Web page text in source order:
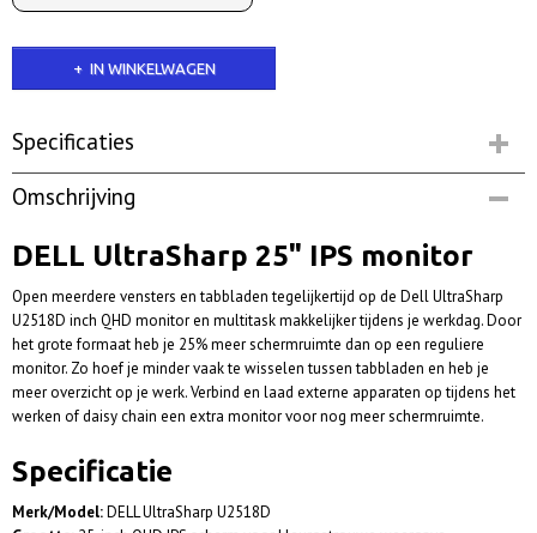
IN WINKELWAGEN
Specificaties
Productcode
DELLu2518D | Op voorraad
Netto gewicht
5,90 Kg
Omschrijving
DELL UltraSharp 25" IPS monitor
Open meerdere vensters en tabbladen tegelijkertijd op de Dell UltraSharp
U2518D inch QHD monitor en multitask makkelijker tijdens je werkdag. Door
het grote formaat heb je 25% meer schermruimte dan op een reguliere
monitor. Zo hoef je minder vaak te wisselen tussen tabbladen en heb je
meer overzicht op je werk. Verbind en laad externe apparaten op tijdens het
werken of daisy chain een extra monitor voor nog meer schermruimte.
Specificatie
Merk/Model:DELL UltraSharp U2518D